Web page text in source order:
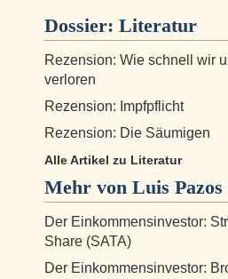
Dossier: Literatur
Rezension: Wie schnell wir
verloren
Rezension: Impfpflicht
Rezension: Die Säumigen
Alle Artikel zu Literatur
Mehr von Luis Pazos
Der Einkommensinvestor:
Share (SATA)
Der Einkommensinvestor: